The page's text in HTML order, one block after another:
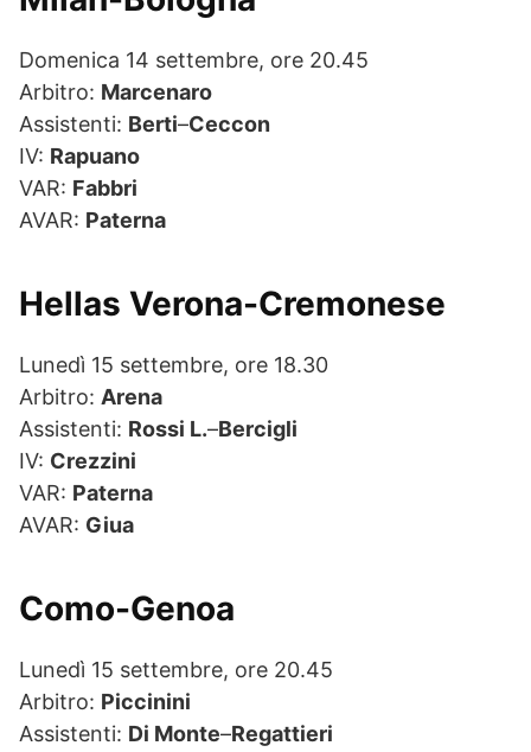
Domenica 14 settembre, ore 20.45
Arbitro: Marcenaro
Assistenti: Berti–Ceccon
IV: Rapuano
VAR: Fabbri
AVAR: Paterna
Hellas Verona-Cremonese
Lunedì 15 settembre, ore 18.30
Arbitro: Arena
Assistenti: Rossi L.–Bercigli
IV: Crezzini
VAR: Paterna
AVAR: Giua
Como-Genoa
Lunedì 15 settembre, ore 20.45
Arbitro: Piccinini
Assistenti: Di Monte–Regattieri